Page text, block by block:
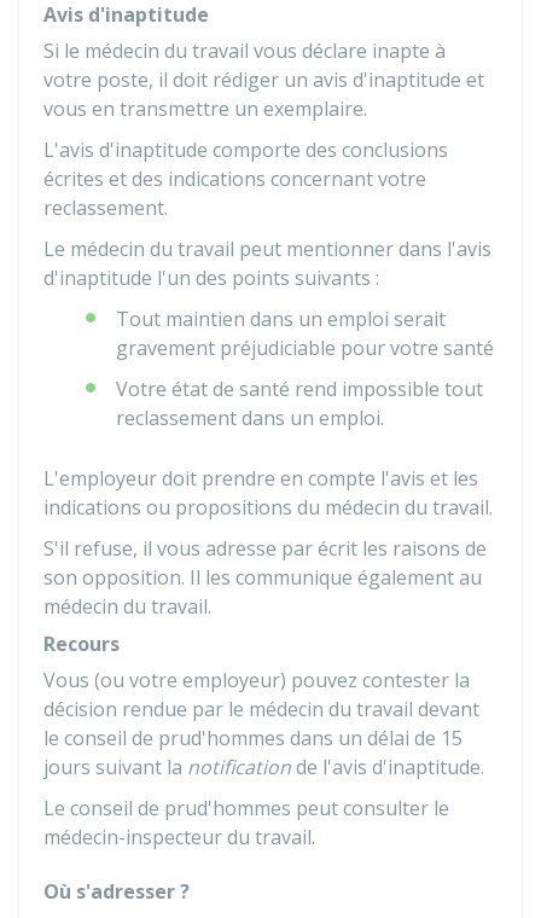
Avis d'inaptitude
Si le médecin du travail vous déclare inapte à
votre poste, il doit rédiger un avis d'inaptitude et
vous en transmettre un exemplaire.
L'avis d'inaptitude comporte des conclusions
écrites et des indications concernant votre
reclassement.
Le médecin du travail peut mentionner dans l'avis
d'inaptitude l'un des points suivants :
Tout maintien dans un emploi serait
gravement préjudiciable pour votre santé
Votre état de santé rend impossible tout
reclassement dans un emploi.
L'employeur doit prendre en compte l'avis et les
indications ou propositions du médecin du travail.
S'il refuse, il vous adresse par écrit les raisons de
son opposition. Il les communique également au
médecin du travail.
Recours
Vous (ou votre employeur) pouvez contester la
décision rendue par le médecin du travail devant
le conseil de prud'hommes dans un délai de 15
jours suivant la notificationde l'avis d'inaptitude.
Le conseil de prud'hommes peut consulter le
médecin-inspecteur du travail.
Où s'adresser ?